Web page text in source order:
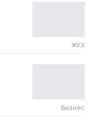
ЖКХ
Бизнес